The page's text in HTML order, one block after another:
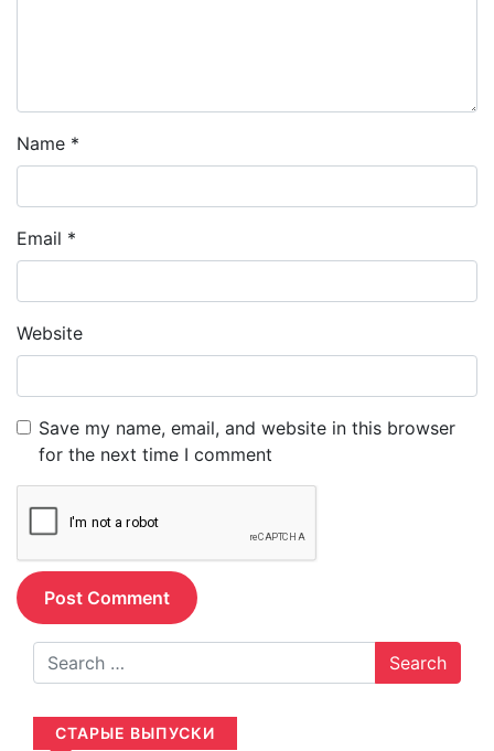
Name *
Email *
Website
Save my name, email, and website in this browser
for the next time I comment
Search
СТАРЫЕ ВЫПУСКИ